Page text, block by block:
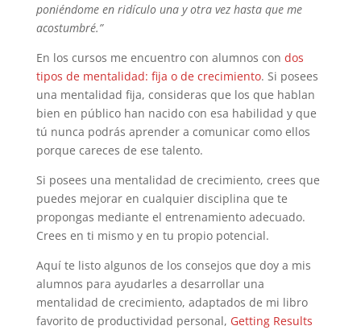
poniéndome en ridículo una y otra vez hasta que me
acostumbré.”
En los cursos me encuentro con alumnos con dos
tipos de mentalidad: fija o de crecimiento. Si posees
una mentalidad fija, consideras que los que hablan
bien en público han nacido con esa habilidad y que
tú nunca podrás aprender a comunicar como ellos
porque careces de ese talento.
Si posees una mentalidad de crecimiento, crees que
puedes mejorar en cualquier disciplina que te
propongas mediante el entrenamiento adecuado.
Crees en ti mismo y en tu propio potencial.
Aquí te listo algunos de los consejos que doy a mis
alumnos para ayudarles a desarrollar una
mentalidad de crecimiento, adaptados de mi libro
favorito de productividad personal, Getting Results